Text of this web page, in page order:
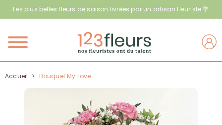
Les plus belles fleurs de saison livrées par un artisan fleuriste 💐
Menu
Accueil > Bouquet My Love